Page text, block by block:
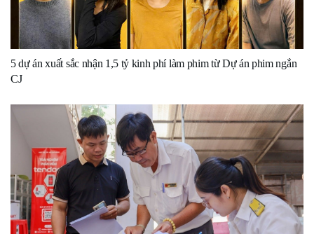
5 dự án xuất sắc nhận 1,5 tỷ kinh phí làm phim từ Dự án phim ngắn
CJ